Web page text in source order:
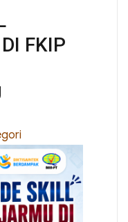
FKIP